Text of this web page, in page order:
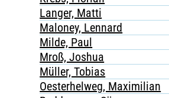
Langer, Matti
Maloney, Lennard
Milde, Paul
Mroß, Joshua
Müller, Tobias
Oesterhelweg, Maximilian